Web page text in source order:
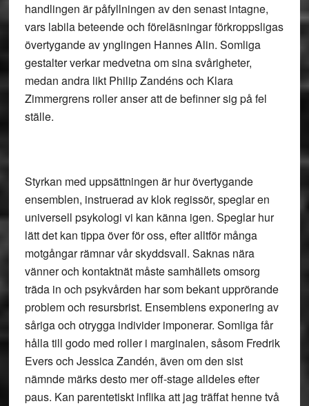
handlingen är påfyllningen av den senast intagne,
vars labila beteende och föreläsningar förkroppsligas
övertygande av ynglingen Hannes Alin. Somliga
gestalter verkar medvetna om sina svårigheter,
medan andra likt Philip Zandéns och Klara
Zimmergrens roller anser att de befinner sig på fel
ställe.
Styrkan med uppsättningen är hur övertygande
ensemblen, instruerad av klok regissör, speglar en
universell psykologi vi kan känna igen. Speglar hur
lätt det kan tippa över för oss, efter alltför många
motgångar rämnar vår skyddsvall. Saknas nära
vänner och kontaktnät måste samhällets omsorg
träda in och psykvården har som bekant upprörande
problem och resursbrist. Ensemblens exponering av
såriga och otrygga individer imponerar. Somliga får
hålla till godo med roller i marginalen, såsom Fredrik
Evers och Jessica Zandén, även om den sist
nämnde märks desto mer off-stage alldeles efter
paus. Kan parentetiskt inflika att jag träffat henne två